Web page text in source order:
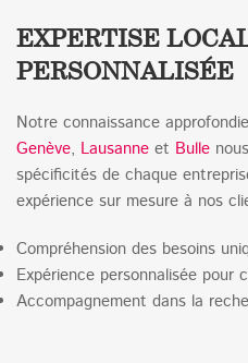
EXPERTISE
PERSONNALISÉE
Notre connaissance
Genève, Lausanne et Bulle
spécificités de chaque
expérience sur mesure à nos
Compréhension des besoins
Expérience personnalisée pour
Accompagnement dans la